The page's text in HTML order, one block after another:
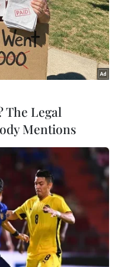
Thái được thầy Ninh sưu
Mai/TTXVN)
án, ông Ninh
miễn phí tại
The Legal
Mentions